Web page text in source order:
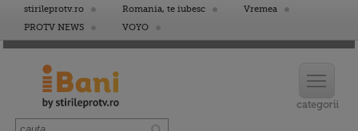
stirileprotv.ro Romania, te iubesc
Vremea
PROTV NEWS
VOYO